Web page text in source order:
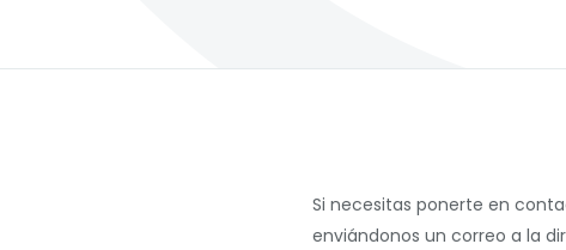
Si necesitas ponerte en
enviándonos un correo a la